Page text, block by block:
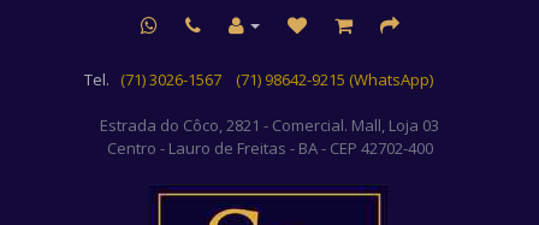
Tel. (71) 3026-1567 (71) 98642-9215 (WhatsApp)
Estrada do Côco, 2821 - Comercial. Mall, Loja 03
Centro - Lauro de Freitas - BA - CEP 42702-400